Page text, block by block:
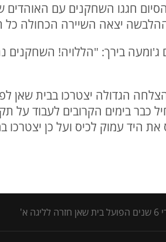
חגגו השחקנים עם האוהדים
ההלבשה יצאה השיירה הכחולה כל
בירך: "הללויה! השחקנים
הגדולה יצטרכו בבית שאן
כבר בימים הקרובים לעבוד על
את היד עמוק לכיס ועל כן יצטרכו
א'